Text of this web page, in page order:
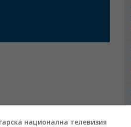
национална телевизия